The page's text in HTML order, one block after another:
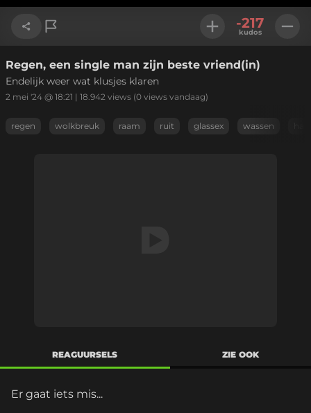
Link kopiëren
-217
kudos
Regen, een single man zijn beste vriend(in)
Endelijk weer wat klusjes klaren
2 mei '24 @ 18:21 | 18.942 views (0 views vandaag)
regen wolkbreuk raam ruit glassex wassen
REAGUURSELS ZIE OOK
Er gaat iets mis...